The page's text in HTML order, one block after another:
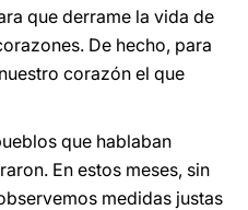
que derrame la vida de
De hecho, para
corazón el que
que hablaban
En estos meses, sin
medidas justas